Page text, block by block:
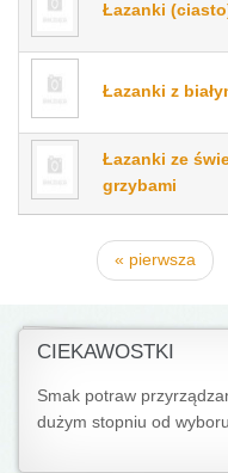
Łazanki
Łazanki z
Łazanki ze
grzybami
« pierwsza
CIEKAWOSTKI
Smak potraw
dużym stopniu od